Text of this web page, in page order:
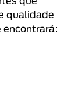
qualidade
encontrará: